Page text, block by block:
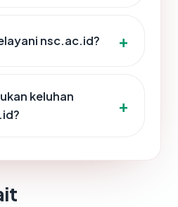
nsc.ac.id?
keluhan